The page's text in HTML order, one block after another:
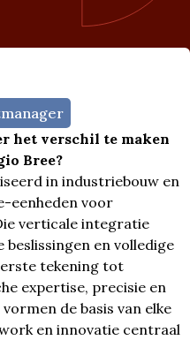
het verschil te maken
Bree?
in industriebouw en
eenheden voor
verticale integratie
en volledige
tekening tot
expertise, precisie en
de basis van elke
en innovatie centraal